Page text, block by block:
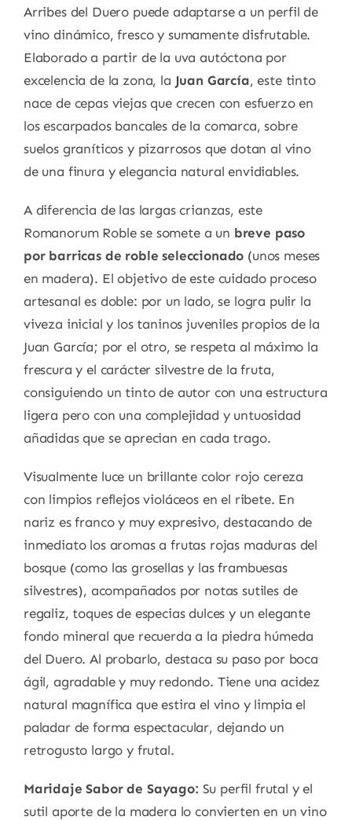
Arribes del Duero puede adaptarse a un perfil de
vino dinámico, fresco y sumamente disfrutable.
Elaborado a partir de la uva autóctona por
excelencia de la zona, la Juan García, este tinto
nace de cepas viejas que crecen con esfuerzo en
los escarpados bancales de la comarca, sobre
suelos graníticos y pizarrosos que dotan al vino
de una finura y elegancia natural envidiables.
A diferencia de las largas crianzas, este
Romanorum Roble se somete a un breve paso
por barricas de roble seleccionado (unos meses
en madera). El objetivo de este cuidado proceso
artesanal es doble: por un lado, se logra pulir la
viveza inicial y los taninos juveniles propios de la
Juan García; por el otro, se respeta al máximo la
frescura y el carácter silvestre de la fruta,
consiguiendo un tinto de autor con una estructura
ligera pero con una complejidad y untuosidad
añadidas que se aprecian en cada trago.
Visualmente luce un brillante color rojo cereza
con limpios reflejos violáceos en el ribete. En
nariz es franco y muy expresivo, destacando de
inmediato los aromas a frutas rojas maduras del
bosque (como las grosellas y las frambuesas
silvestres), acompañados por notas sutiles de
regaliz, toques de especias dulces y un elegante
fondo mineral que recuerda a la piedra húmeda
del Duero. Al probarlo, destaca su paso por boca
ágil, agradable y muy redondo. Tiene una acidez
natural magnífica que estira el vino y limpia el
paladar de forma espectacular, dejando un
retrogusto largo y frutal.
Maridaje Sabor de Sayago: Su perfil frutal y el
sutil aporte de la madera lo convierten en un vino